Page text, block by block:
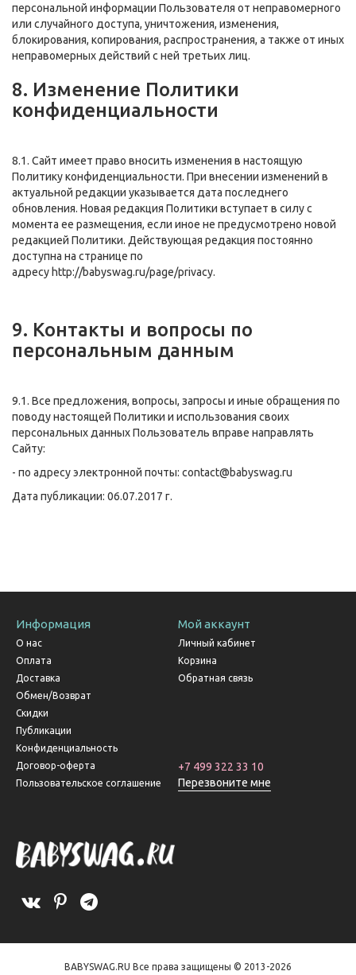
персональной информации Пользователя от неправомерного
или случайного доступа, уничтожения, изменения,
блокирования, копирования, распространения, а также от иных
неправомерных действий с ней третьих лиц.
8. Изменение Политики
конфиденциальности
8.1. Сайт имеет право вносить изменения в настоящую
Политику конфиденциальности. При внесении изменений в
актуальной редакции указывается дата последнего
обновления. Новая редакция Политики вступает в силу с
момента ее размещения, если иное не предусмотрено новой
редакцией Политики. Действующая редакция постоянно
доступна на странице по
адресу http://babyswag.ru/page/privacy.
9. Контакты и вопросы по
персональным данным
9.1. Все предложения, вопросы, запросы и иные обращения по
поводу настоящей Политики и использования своих
персональных данных Пользователь вправе направлять
Сайту:
- по адресу электронной почты: contact@babyswag.ru
Дата публикации: 06.07.2017 г.
Информация
О нас
Оплата
Доставка
Обмен/Возврат
Скидки
Публикации
Конфиденциальность
Договор-оферта
Пользовательское соглашение
Мой аккаунт
Личный кабинет
Корзина
Обратная связь
+7 499 322 33 10
Перезвоните мне
BABYSWAG.RU Все права защищены © 2013-2026